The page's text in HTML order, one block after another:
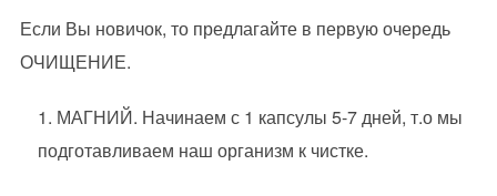
Если Вы новичок, то предлагайте в первую очередь
ОЧИЩЕНИЕ.
МАГНИЙ. Начинаем с 1 капсулы 5-7 дней, т.о мы
подготавливаем наш организм к чистке.